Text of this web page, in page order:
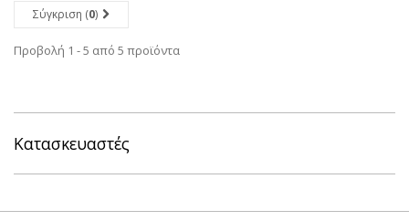
Σύγκριση (0)
Προβολή 1 - 5 από 5 προϊόντα
Κατασκευαστές